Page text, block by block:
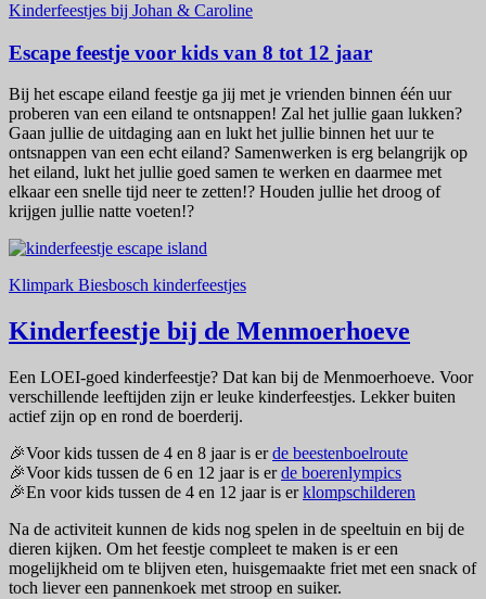
Kinderfeestjes bij Johan & Caroline
Escape feestje voor kids van 8 tot 12 jaar
Bij het escape eiland feestje ga jij met je vrienden binnen één uur
proberen van een eiland te ontsnappen! Zal het jullie gaan lukken?
Gaan jullie de uitdaging aan en lukt het jullie binnen het uur te
ontsnappen van een echt eiland? Samenwerken is erg belangrijk op
het eiland, lukt het jullie goed samen te werken en daarmee met
elkaar een snelle tijd neer te zetten!? Houden jullie het droog of
krijgen jullie natte voeten!?
Klimpark Biesbosch kinderfeestjes
Kinderfeestje bij de Menmoerhoeve
Een LOEI-goed kinderfeestje? Dat kan bij de Menmoerhoeve. Voor
verschillende leeftijden zijn er leuke kinderfeestjes. Lekker buiten
actief zijn op en rond de boerderij.
🎉Voor kids tussen de 4 en 8 jaar is erde beestenboelroute
🎉Voor kids tussen de 6 en 12 jaar is erde boerenlympics
🎉En voor kids tussen de 4 en 12 jaar is erklompschilderen
Na de activiteit kunnen de kids nog spelen in de speeltuin en bij de
dieren kijken. Om het feestje compleet te maken is er een
mogelijkheid om te blijven eten, huisgemaakte friet met een snack of
toch liever een pannenkoek met stroop en suiker.